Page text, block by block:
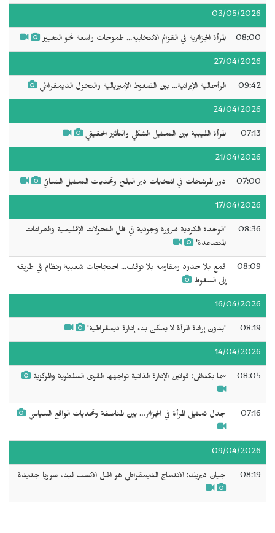
03/05/2026
08:00 المرأة الجزائرية في القوائم الانتخابية... طموحات واسعة نحو التغيير
27/04/2026
09:42 الرأسمالية الإيرانية... بين الضغوط الإمبريالية والتحول الديمقراطي
24/04/2026
07:13 المرأة الليبية بين التمثيل الشكلي والتأثير الحقيقي
21/04/2026
07:00 دور المرشحات في انتخابات دير البلح وتحديات التمثيل النسائي
17/04/2026
08:36
'الوحدة الكردية ضرورة وجودية في ظل التحولات الإقليمية والصراعات
المتصاعدة'
08:09
قمع بلا حدود ومقاومة بلا توقف... احتجاجات شعبية ونظام في طريقه
إلى السقوط
16/04/2026
08:19 'بدون إرادة المرأة لا يمكن بناء إدارة ديمقراطية'
14/04/2026
08:05 سما بكداش: قوانين الإدارة الذاتية تواجهها القوى السلطوية والمركزية
07:16 جدل تمثيل المرأة في الجزائر… بين المناصفة وتحديات الواقع السياسي
09/04/2026
08:19 جيان ديريك: الاندماج الديمقراطي هو الحل الانسب لبناء سوريا جديدة